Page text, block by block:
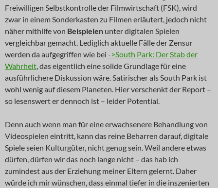
Freiwilligen Selbstkontrolle der Filmwirtschaft (FSK), wird
zwar in einem Sonderkasten zu Filmen erläutert, jedoch nicht
näher mithilfe von Beispielen unter digitalen Spielen
vergleichbar gemacht. Lediglich aktuelle Fälle der Zensur
werden da aufgegriffen wie bei ->South Park: Der Stab der
Wahrheit, das eigentlich eine solide Grundlage für eine
ausführlichere Diskussion wäre. Satirischer als South Park ist
wohl wenig auf diesem Planeten. Hier verschenkt der Report –
so lesenswert er dennoch ist – leider Potential.
Denn auch wenn man für eine erwachsenere Behandlung von
Videospielen eintritt, kann das reine Beharren darauf, digitale
Spiele seien Kulturgüter, nicht genug sein. Weil andere etwas
dürfen, dürfen wir das noch lange nicht – das hab ich
zumindest aus der Erziehung meiner Eltern gelernt. Daher
würde ich mir wünschen, dass einmal tiefer in die inszenierten